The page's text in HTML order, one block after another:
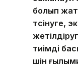
болып
түсінуге,
тиімді
үшін